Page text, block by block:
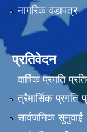
नागरिक वडापत्र
प्रतिवेदन
वार्षिक प्रगति
त्रैमार्सिक प्रगति
सार्वजनिक सुनुवाई